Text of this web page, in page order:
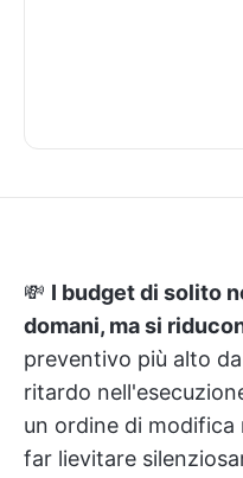
💸 I budget di solito
domani, ma si
preventivo più alto
ritardo
un ordine di
far lievitare